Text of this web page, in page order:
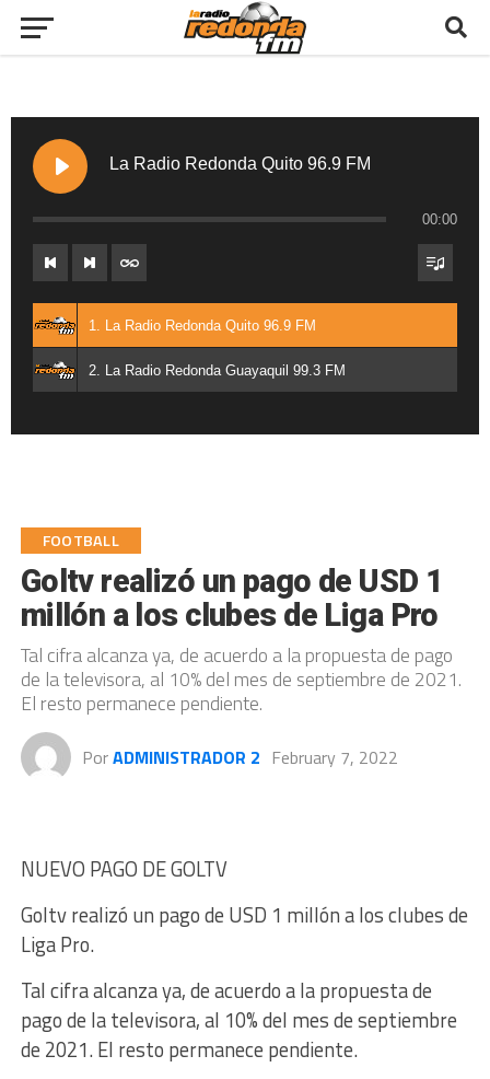
La Radio Redonda Quito 96.9 FM
00:00
1. La Radio Redonda Quito 96.9 FM
2. La Radio Redonda Guayaquil 99.3 FM
FOOTBALL
Goltv realizó un pago de USD 1
millón a los clubes de Liga Pro
Tal cifra alcanza ya, de acuerdo a la propuesta de pago
de la televisora, al 10% del mes de septiembre de 2021.
El resto permanece pendiente.
PorADMINISTRADOR 2 February 7, 2022
NUEVO PAGO DE GOLTV
Goltv realizó un pago de USD 1 millón a los clubes de
Liga Pro.
Tal cifra alcanza ya, de acuerdo a la propuesta de
pago de la televisora, al 10% del mes de septiembre
de 2021. El resto permanece pendiente.